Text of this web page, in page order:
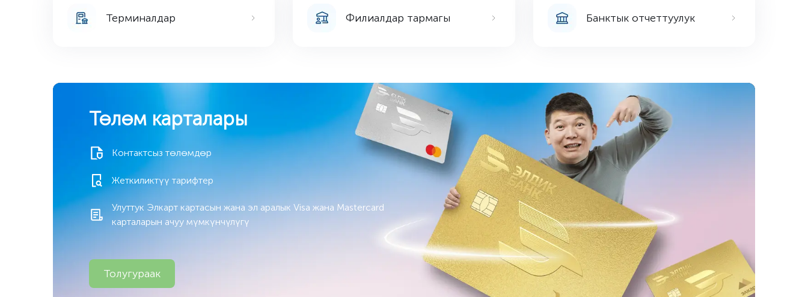
Терминалдар Филиалдар тармагы Банктык отчеттуулук
Төлөм карталары
Контактсыз төлөмдөр
Жеткиликтүү тарифтер
Улуттук Элкарт картасын жана эл аралык Visa жана Mastercard
карталарын ачуу мүмкүнчүлүгү
Толугураак